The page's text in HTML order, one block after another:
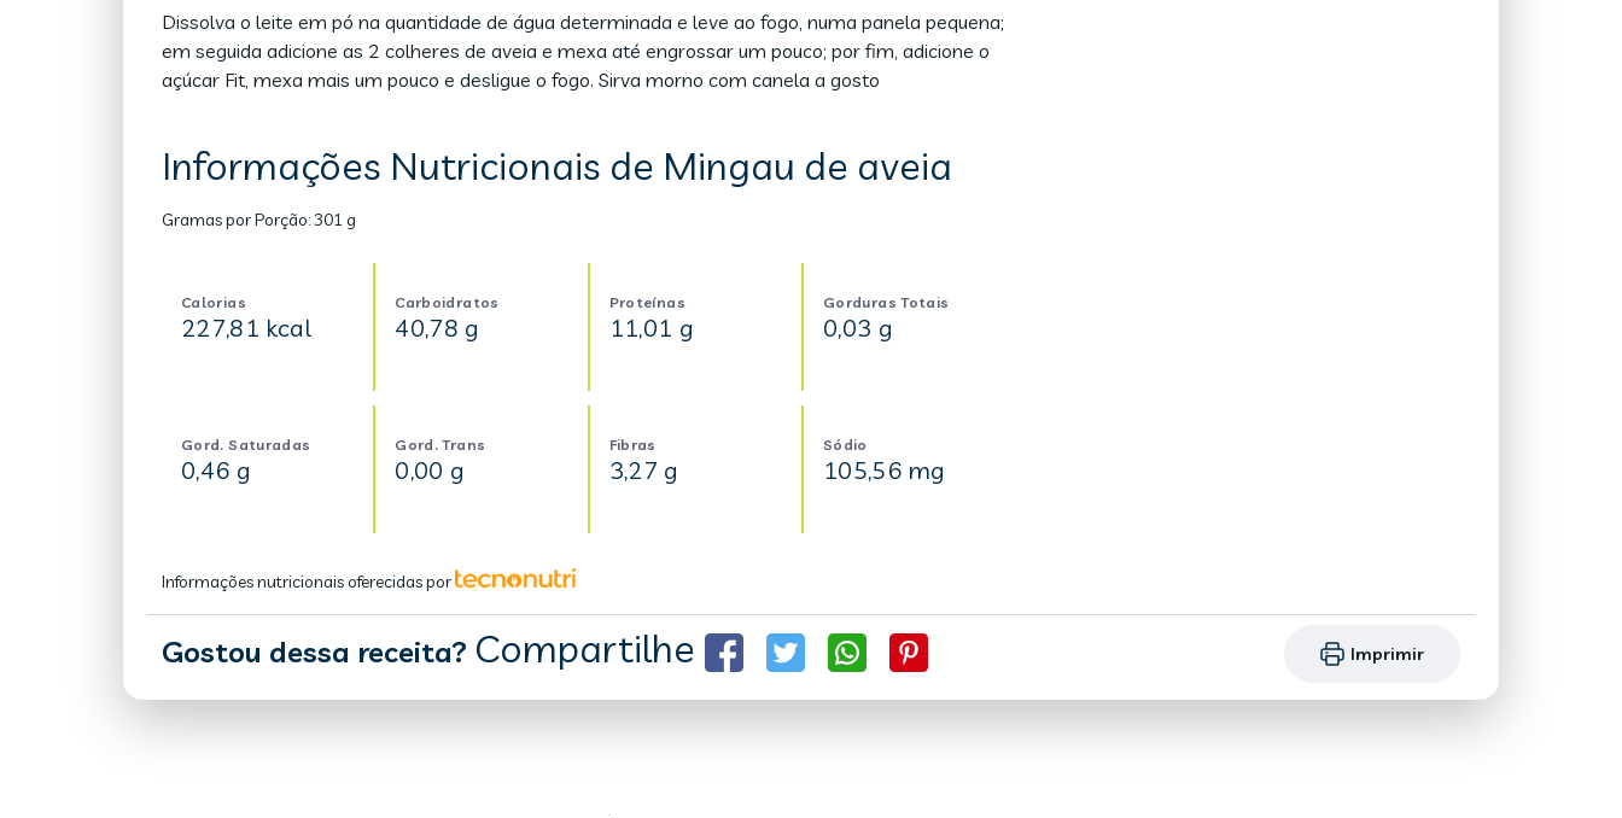
Dissolva o leite em pó na quantidade de água determinada e leve ao fogo, numa panela pequena;
em seguida adicione as 2 colheres de aveia e mexa até engrossar um pouco; por fim, adicione o
açúcar Fit, mexa mais um pouco e desligue o fogo. Sirva morno com canela a gosto
Informações Nutricionais de Mingau de aveia
Gramas por Porção:301 g
Calorias
227,81 kcal
Carboidratos
40,78 g
Proteínas
11,01 g
Gorduras Totais
0,03 g
Gord. Saturadas
0,46 g
Gord. Trans
0,00 g
Fibras
3,27 g
Sódio
105,56 mg
Informações nutricionais oferecidas por
Gostou dessa receita? Compartilhe Imprimir